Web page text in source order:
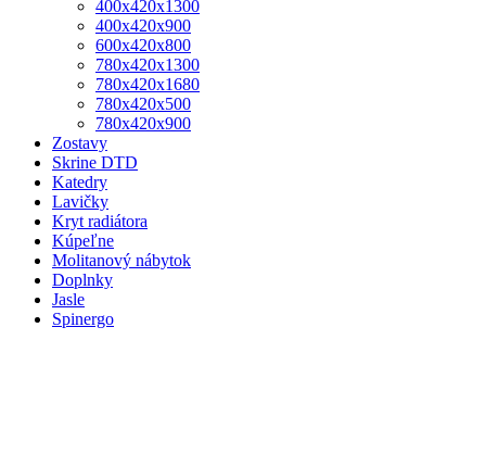
400x420x1300
400x420x900
600x420x800
780x420x1300
780x420x1680
780x420x500
780x420x900
Zostavy
Skrine DTD
Katedry
Lavičky
Kryt radiátora
Kúpeľne
Molitanový nábytok
Doplnky
Jasle
Spinergo